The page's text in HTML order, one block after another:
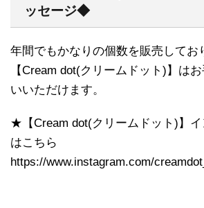
ッセージ◆
年間でもかなりの個数を販売してお
【Cream dot(クリームドット)】は
いいただけます。
★【Cream dot(クリームドット)】イ
はこちら
https://www.instagram.com/